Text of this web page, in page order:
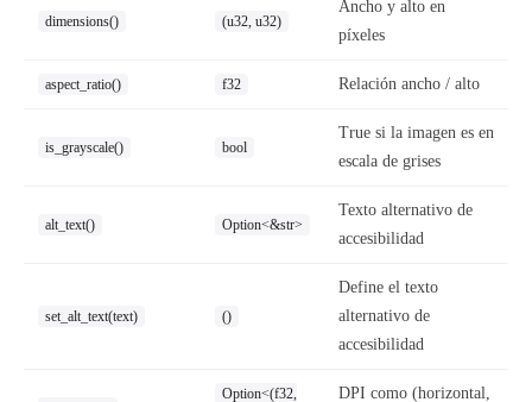
dimensions() (u32, u32)
Ancho y alto en
píxeles
aspect_ratio() f32 Relación ancho / alto
is_grayscale() bool
True si la imagen es en
escala de grises
alt_text() Option<&str>
Texto alternativo de
accesibilidad
set_alt_text(text) ()
Define el texto
alternativo de
accesibilidad
Option<(f32,
DPI como (horizontal,